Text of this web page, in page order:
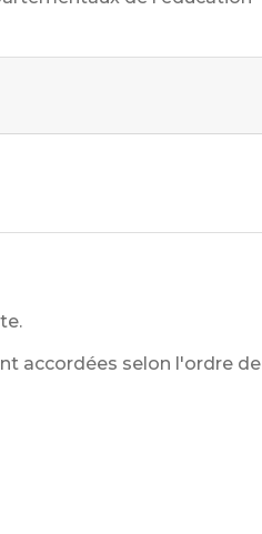
accordées selon l'ordre de